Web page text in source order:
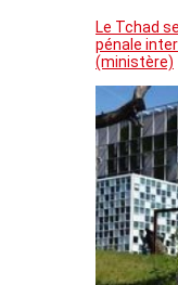
Le Tchad
pénale
(ministère)